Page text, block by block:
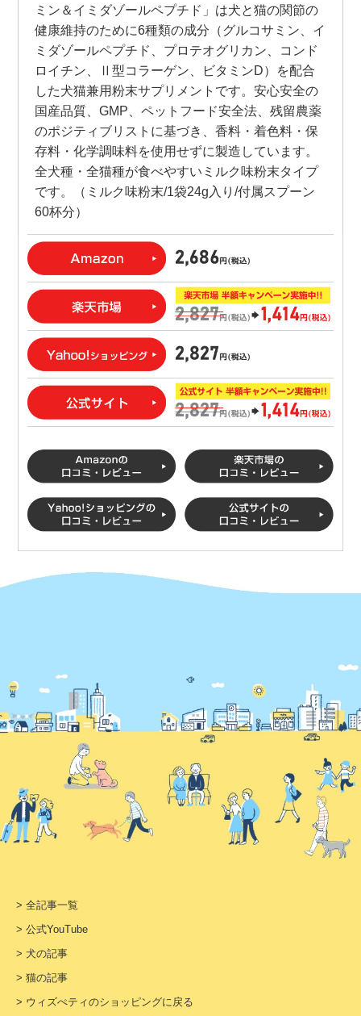
ミン＆イミダゾールペプチド」は犬と猫の関節の
健康維持のために6種類の成分（グルコサミン、イ
ミダゾールペプチド、プロテオグリカン、コンド
ロイチン、Ⅱ型コラーゲン、ビタミンD）を配合
した犬猫兼用粉末サプリメントです。安心安全の
国産品質、GMP、ペットフード安全法、残留農薬
のポジティブリストに基づき、香料・着色料・保
存料・化学調味料を使用せずに製造しています。
全犬種・全猫種が食べやすいミルク味粉末タイプ
です。（ミルク味粉末/1袋24g入り/付属スプーン
60杯分）
> 全記事一覧
> 公式YouTube
> 犬の記事
> 猫の記事
> ウィズぺティのショッピングに戻る